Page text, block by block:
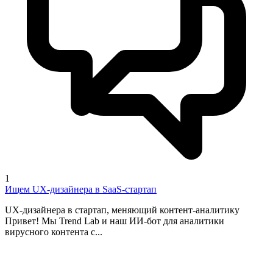
1
Ищем UX-дизайнера в SaaS-стартап
UX-дизайнера в стартап, меняющий контент-аналитику
Привет! Мы Trend Lab и наш ИИ-бот для аналитики
вирусного контента с...